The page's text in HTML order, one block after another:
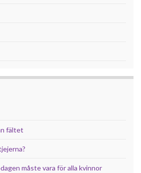
fältet
måste vara för alla kvinnor